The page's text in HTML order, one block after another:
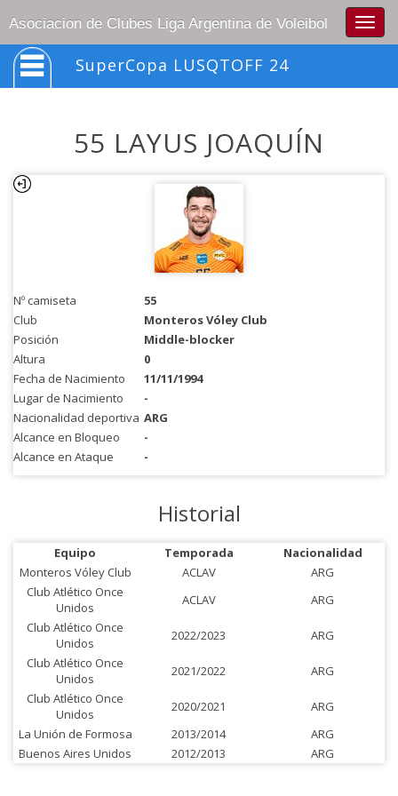
Asociacion de Clubes Liga Argentina de Voleibol
SuperCopa LUSQTOFF 24
55 LAYUS JOAQUÍN
Nº camiseta
55
Club
Monteros Vóley Club
Posición
Middle-blocker
Altura
0
Fecha de Nacimiento
11/11/1994
Lugar de Nacimiento
-
Nacionalidad deportiva ARG
Alcance en Bloqueo
-
Alcance en Ataque
-
Historial
Equipo Temporada
Nacionalidad
Monteros Vóley Club
ACLAV
ARG
Club Atlético Once
Unidos
ACLAV
ARG
Club Atlético Once
Unidos
2022/2023
ARG
Club Atlético Once
Unidos
2021/2022
ARG
Club Atlético Once
Unidos
2020/2021
ARG
La Unión de Formosa
2013/2014
ARG
Buenos Aires Unidos
2012/2013 ARG